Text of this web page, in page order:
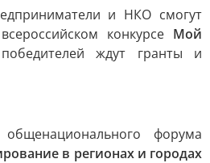
и НКО смогут
конкурсе Мой
ждут гранты и
форума
в регионах и городах